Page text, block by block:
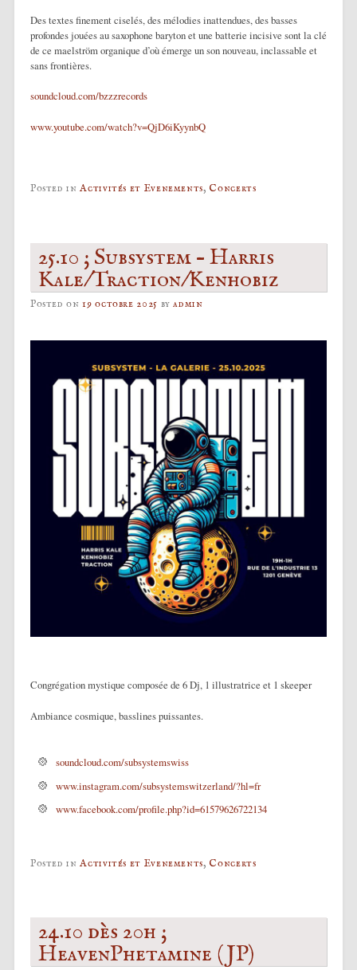
Des textes finement ciselés, des mélodies inattendues, des basses
profondes jouées au saxophone baryton et une batterie incisive sont la clé
de ce maelström organique d’où émerge un son nouveau, inclassable et
sans frontières.
soundcloud.com/bzzzrecords
www.youtube.com/watch?v=QjD6iKyynbQ
Posted inActivités et Evenements, Concerts
25.10 ; Subsystem – Harris
Kale/Traction/Kenhobiz
Posted on19 octobre 2025 byadmin
Congrégation mystique composée de 6 Dj, 1 illustratrice et 1 skeeper
Ambiance cosmique, basslines puissantes.
soundcloud.com/subsystemswiss
www.instagram.com/subsystemswitzerland/?hl=fr
www.facebook.com/profile.php?id=61579626722134
Posted inActivités et Evenements, Concerts
24.10 dès 20h ;
HeavenPhetamine (JP)